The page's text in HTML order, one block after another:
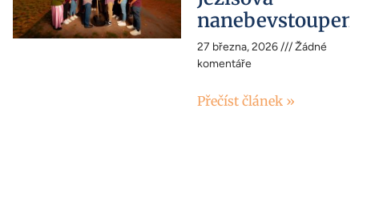
nanebevstoupení
27 března, 2026
Žádné
komentáře
Přečíst článek »